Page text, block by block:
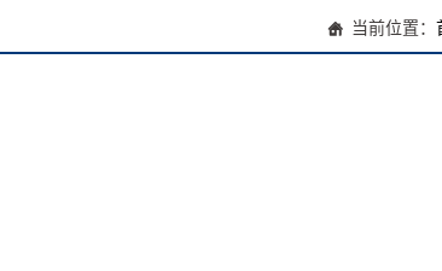
当前位置：